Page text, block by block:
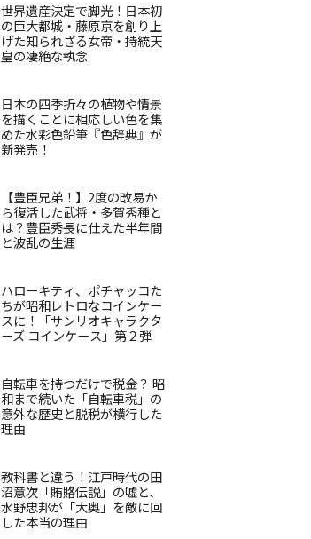
世界遺産決定で脚光！日本初
の巨大都城・藤原京を創り上
げた知られざる女帝・持統天
皇の凄絶な執念
日本の四季折々の植物や情景
を描くことに相応しい色を集
めた水彩色鉛筆『色辞典』が
新発売！
【豊臣兄弟！】2度の改易か
ら復活した武将・多賀秀種と
は？豊臣秀長に仕えた半年間
と波乱の生涯
ハローキティ、ポチャッコた
ちが昭和レトロなコインケー
スに！「サンリオキャラクタ
ーズ コインケース」第２弾
自転車を持つだけで税金？ 昭
和まで続いた「自転車税」の
意外な歴史と脱税が横行した
理由
教科書と違う！江戸時代の田
沼意次「賄賂伝説」の嘘と、
水野忠邦が「大奥」を敵に回
した本当の理由